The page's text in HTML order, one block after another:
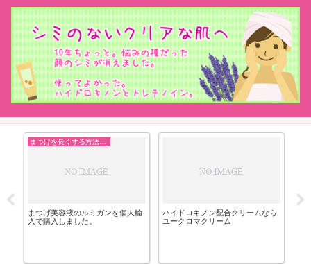
まつげを長くする方法まとめ
まつげ美容液のルミガンを個人輸
入で購入しました。
ハイドロキノン配合クリームなら
ユークロマクリーム